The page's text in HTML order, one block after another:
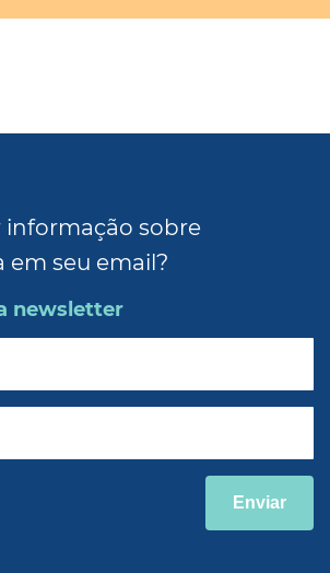
informação sobre
seu email?
newsletter
Enviar